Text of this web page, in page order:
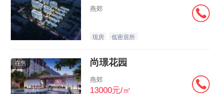
燕郊
现房 低密居所
在售 尚璟花园
燕郊
13000元/㎡